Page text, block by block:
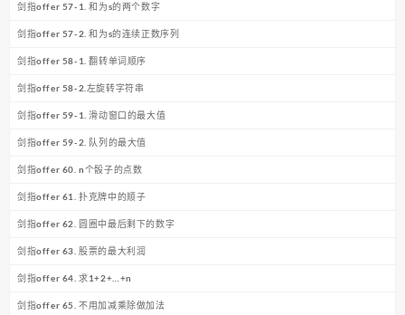
剑指offer 57-1. 和为s的两个数字
剑指offer 57-2. 和为s的连续正数序列
剑指offer 58-1. 翻转单词顺序
剑指offer 58-2.左旋转字符串
剑指offer 59-1. 滑动窗口的最大值
剑指offer 59-2. 队列的最大值
剑指offer 60. n个骰子的点数
剑指offer 61. 扑克牌中的顺子
剑指offer 62. 圆圈中最后剩下的数字
剑指offer 63. 股票的最大利润
剑指offer 64. 求1+2+…+n
剑指offer 65. 不用加减乘除做加法